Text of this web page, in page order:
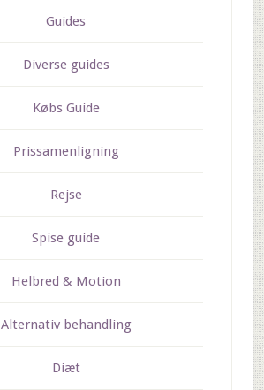
Guides
Diverse guides
Købs Guide
Prissamenligning
Rejse
Spise guide
Helbred & Motion
Alternativ behandling
Diæt